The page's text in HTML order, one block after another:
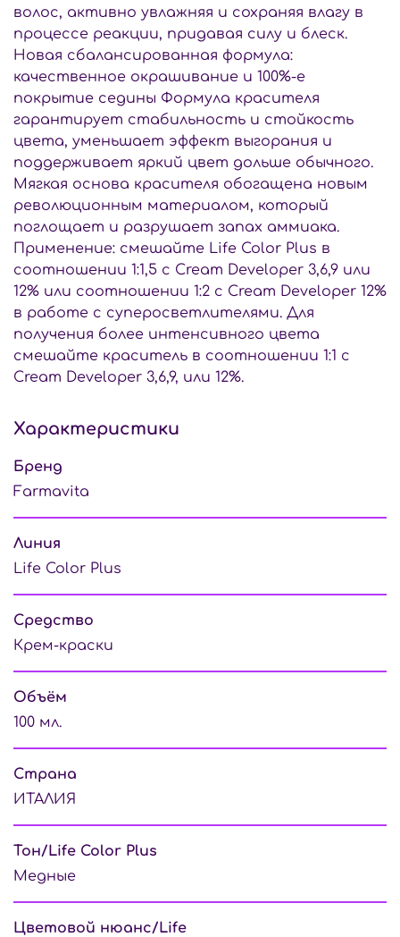
волос, активно увлажняя и сохраняя влагу в
процессе реакции, придавая силу и блеск.
Новая сбалансированная формула:
качественное окрашивание и 100%-е
покрытие седины Формула красителя
гарантирует стабильность и стойкость
цвета, уменьшает эффект выгорания и
поддерживает яркий цвет дольше обычного.
Мягкая основа красителя обогащена новым
революционным материалом, который
поглощает и разрушает запах аммиака.
Применение: смешайте Life Color Plus в
соотношении 1:1,5 с Cream Developer 3,6,9 или
12% или соотношении 1:2 с Cream Developer 12%
в работе с суперосветлителями. Для
получения более интенсивного цвета
смешайте краситель в соотношении 1:1 с
Cream Developer 3,6,9, или 12%.
Характеристики
Бренд
Farmavita
Линия
Life Color Plus
Средство
Крем-краски
Объём
100 мл.
Страна
ИТАЛИЯ
Тон/Life Color Plus
Медные
Цветовой нюанс/Life